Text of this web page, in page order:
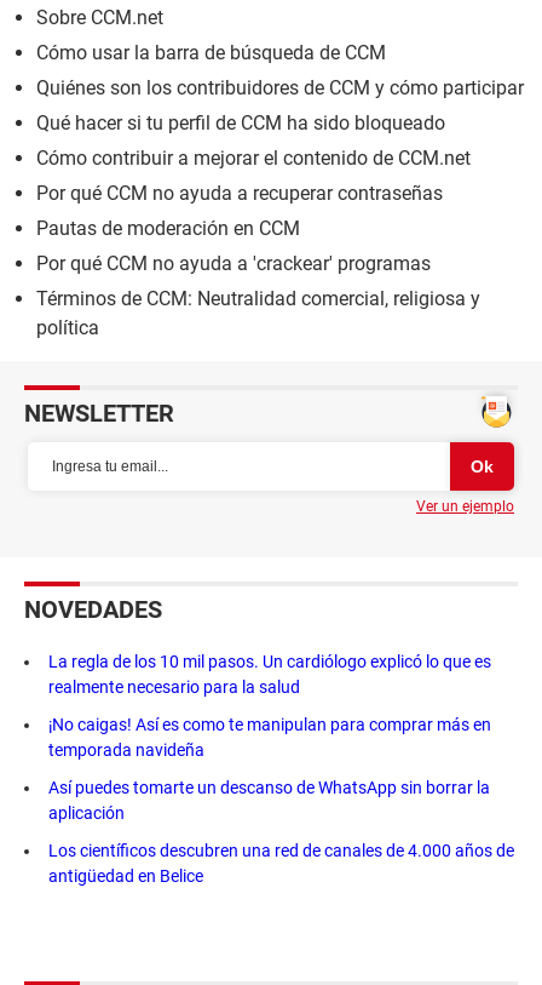
Sobre CCM.net
Cómo usar la barra de búsqueda de CCM
Quiénes son los contribuidores de CCM y cómo participar
Qué hacer si tu perfil de CCM ha sido bloqueado
Cómo contribuir a mejorar el contenido de CCM.net
Por qué CCM no ayuda a recuperar contraseñas
Pautas de moderación en CCM
Por qué CCM no ayuda a 'crackear' programas
Términos de CCM: Neutralidad comercial, religiosa y
política
NEWSLETTER
Ver un ejemplo
NOVEDADES
La regla de los 10 mil pasos. Un cardiólogo explicó lo que es
realmente necesario para la salud
¡No caigas! Así es como te manipulan para comprar más en
temporada navideña
Así puedes tomarte un descanso de WhatsApp sin borrar la
aplicación
Los científicos descubren una red de canales de 4.000 años de
antigüedad en Belice